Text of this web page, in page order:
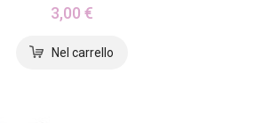
3,00 €